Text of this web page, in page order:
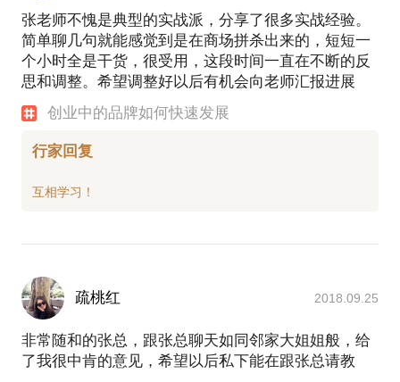
教您找到品牌的差异化特点以及顾客真正需求。
教您如何打通品牌与顾客之间的通道，产生销售，推
动团队士气上升。
PS.在选择与我见面前，请把你的问题更具体化。毕
竟一小时的谈话只能解决一个小问题。请把你的问题
【行业观点】
在市场竞争激烈今天，有两大成本看不见，但对企业
起着生死攸关的作用，一个是你的传达顾客不买单，
造成直接经济损失，二是第一个动作不对，造成时间
浪费和团队士气不足。
多年实战经验，让我积累了这方面的丰富经验。 决定
干一件事情也许并不难，找对方法干成确实不容易，
张老师不愧是典型的实战派，分享了很多实战经验。
简单聊几句就能感觉到是在商场拼杀出来的，短短一
个小时全是干货，很受用，这段时间一直在不断的反
思和调整。希望调整好以后有机会向老师汇报进展
创业中的品牌如何快速发展
行家回复
疏桃红 2018.09.25
非常随和的张总，跟张总聊天如同邻家大姐姐般，给
了我很中肯的意见，希望以后私下能在跟张总请教